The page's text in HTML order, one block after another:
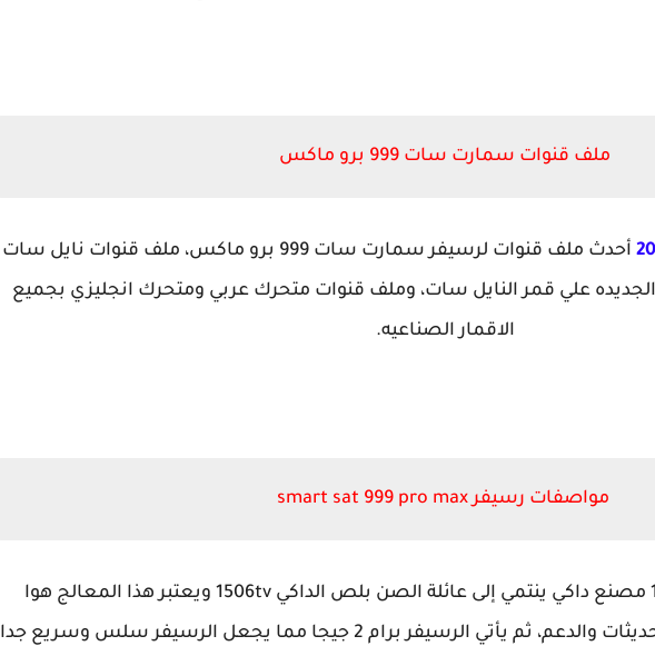
ملف قنوات سمارت سات 999 برو ماكس
أحدث ملف قنوات لرسيفر سمارت سات 999 برو ماكس، ملف قنوات نايل سات
علي قمر النايل سات، وملف قنوات متحرك عربي ومتحرك انجليزي بجميع
الاقمار الصناعيه.
مواصفات رسيفر smart sat 999 pro max
يأتي الرسيفر بمعالج 1507 مصنع داكي ينتمي إلى عائلة الصن بلص الداكي 1506tv ويعتبر هذا المعالج هوا
الافضل حاليا بسبب كثرة التحديثات والدعم، ثم يأتي الرسيفر برام 2 جيجا مما يجعل الرسيفر سلس وسريع جدا